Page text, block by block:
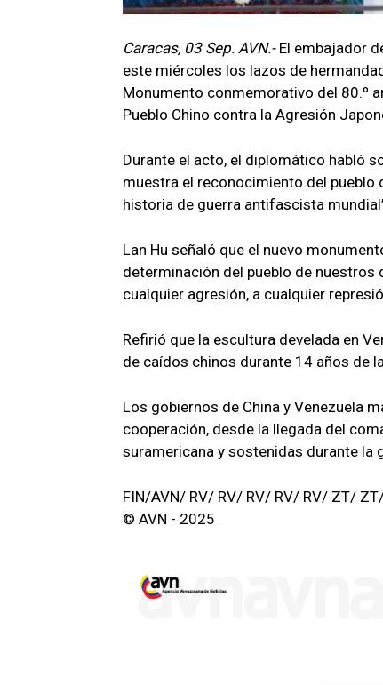
Caracas, 03 Sep. AVN.- El embajador
este miércoles los lazos de
Monumento conmemorativo del 80.º
Pueblo Chino contra la Agresión
Durante el acto, el diplomático habló
muestra el reconocimiento del pueblo
historia de guerra antifascista
Lan Hu señaló que el nuevo
determinación del pueblo de nuestros
cualquier agresión, a cualquier
Refirió que la escultura develada en
de caídos chinos durante 14 años de
Los gobiernos de China y Venezuela
cooperación, desde la llegada del
suramericana y sostenidas durante la
FIN/AVN/ RV/ RV/ RV/ RV/ RV/ ZT/
© AVN - 2025